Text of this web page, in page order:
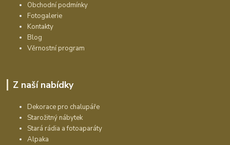
Obchodní podmínky
Fotogalerie
Kontakty
Blog
Věrnostní program
Z naší nabídky
Dekorace pro chalupáře
Starožitný nábytek
Stará rádia a fotoaparáty
Alpaka